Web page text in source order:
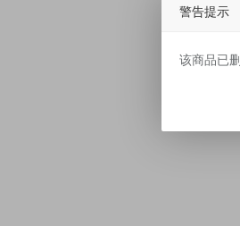
警告提示
该商品已